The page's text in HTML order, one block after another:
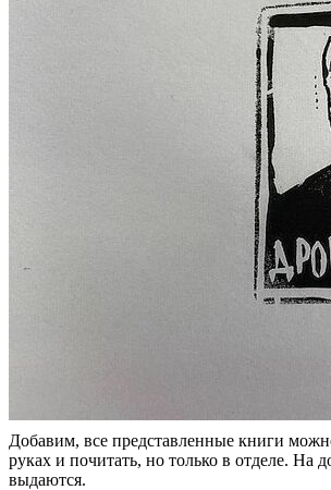
Добавим, все представленные книги
руках и почитать, но только в отделе. На
выдаются.